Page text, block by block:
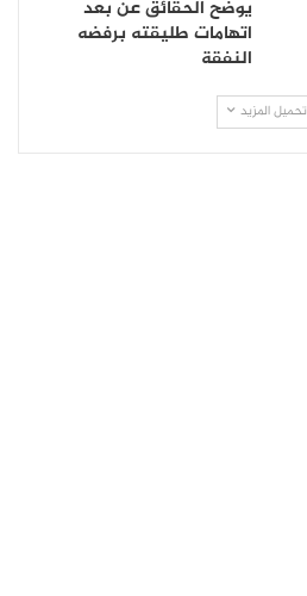
يوضح الحقائق عن بعد
اتهامات طليقته برفضه
النفقة
تحميل المزيد